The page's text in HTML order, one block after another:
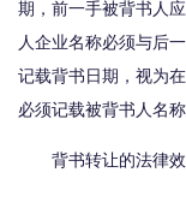
期，前一手被背书人
人企业名称必须与后
记载背书日期，视为
必须记载被背书人名称
背书转让的法律